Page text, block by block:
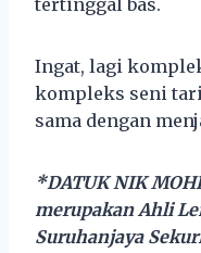
Ingat, lagi
kompleks seni
sama dengan
*DATUK NIK
merupakan Ahli
Suruhanjaya